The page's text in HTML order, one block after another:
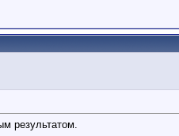
результатом.